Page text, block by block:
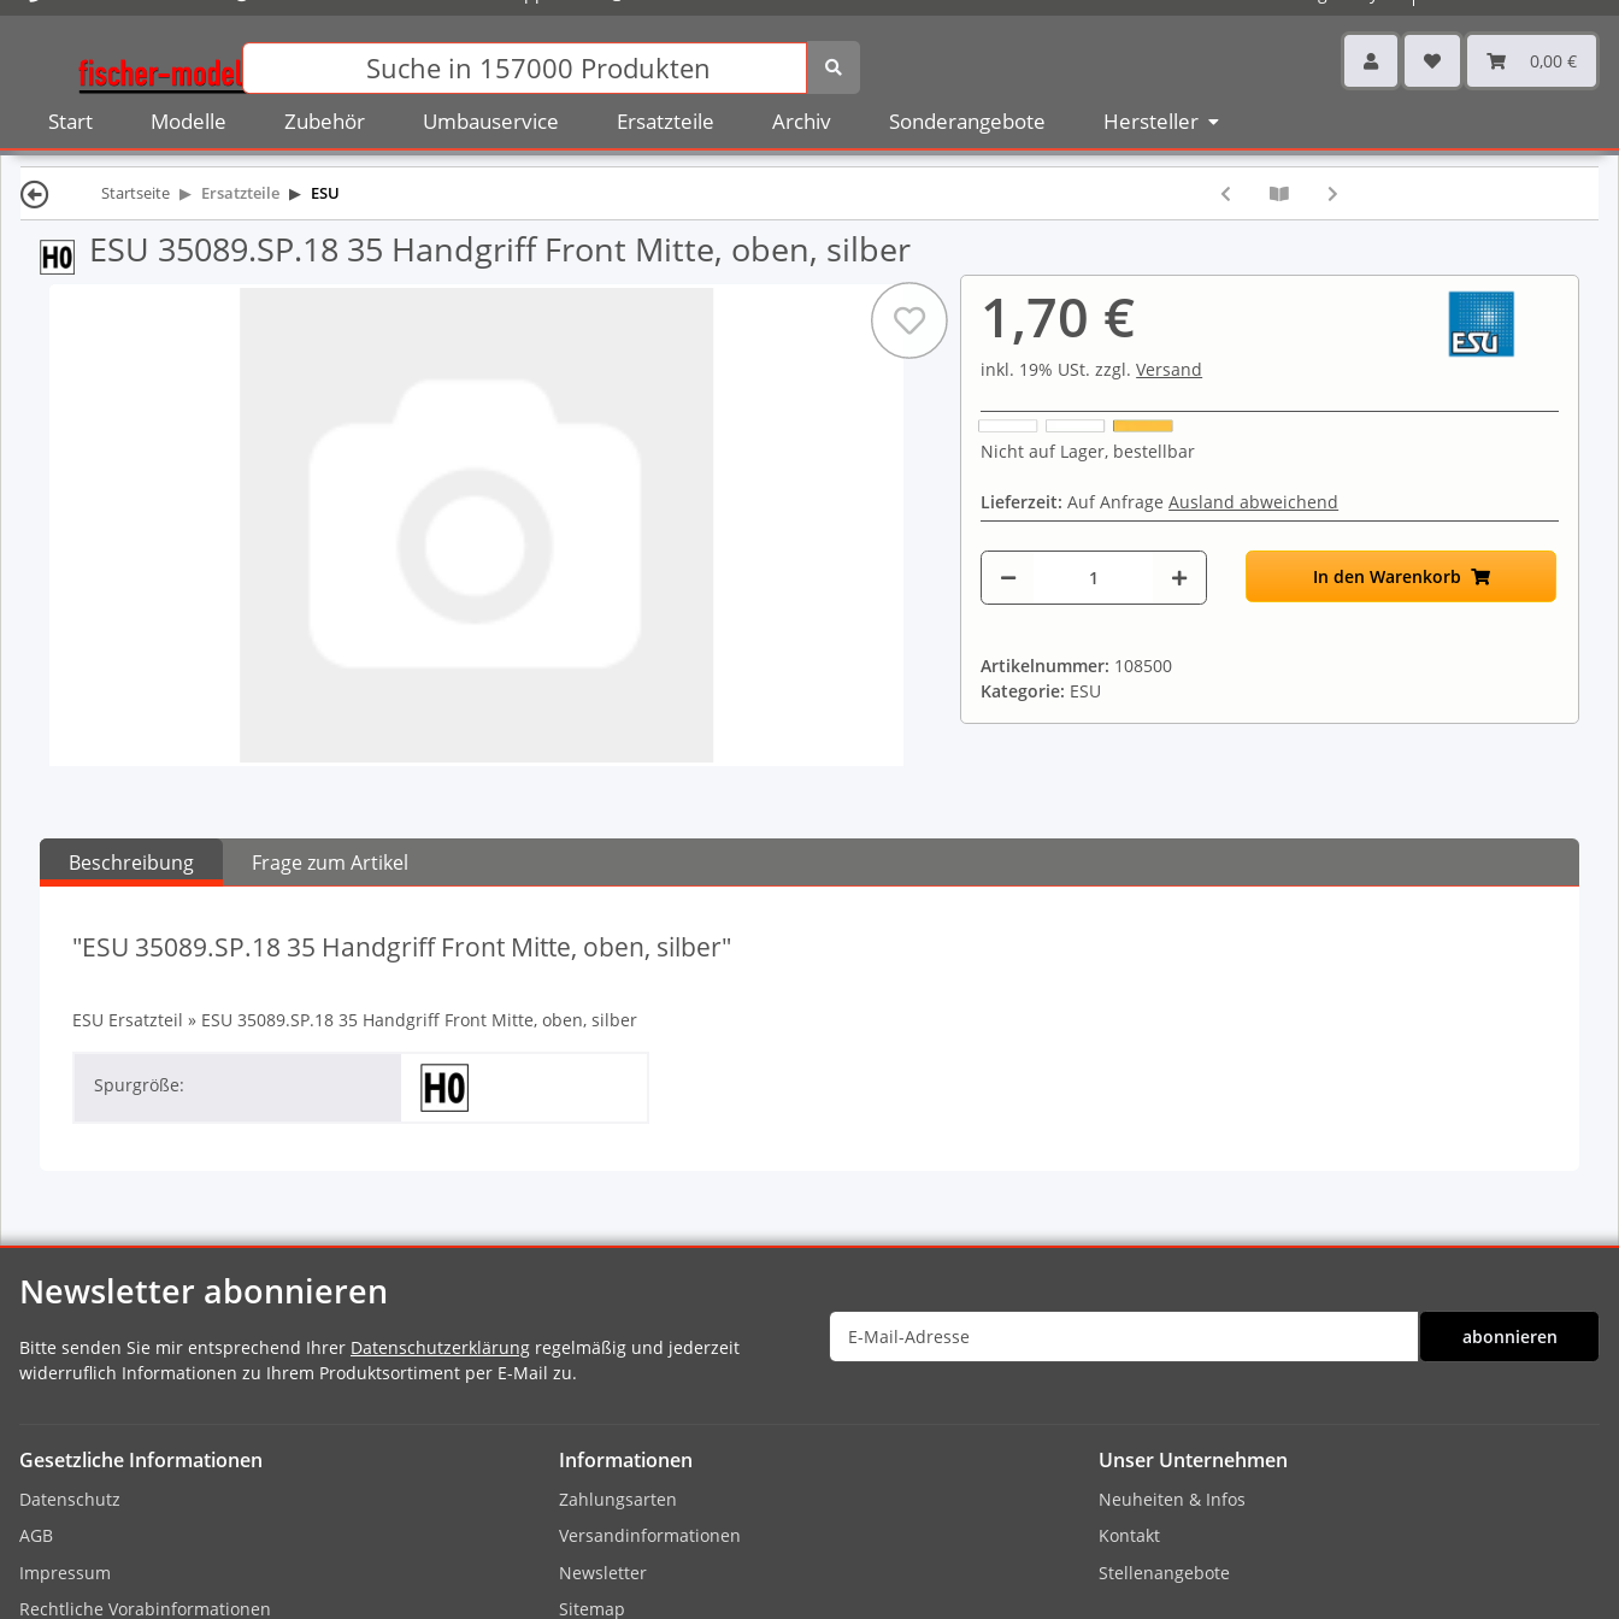
0,00 €
Start Modelle Zubehör Umbauservice Ersatzteile Archiv Sonderangebote Hersteller
Startseite Ersatzteile ESU
ESU 35089.SP.18 35 Handgriff Front Mitte, oben, silber
1,70 €
inkl. 19% USt. zzgl.Versand
Nicht auf Lager, bestellbar
Lieferzeit:Auf AnfrageAusland abweichend
In den Warenkorb
Artikelnummer: 108500
Kategorie: ESU
Beschreibung Frage zum Artikel
"ESU 35089.SP.18 35 Handgriff Front Mitte, oben, silber"
ESU Ersatzteil » ESU 35089.SP.18 35 Handgriff Front Mitte, oben, silber
Spurgröße:
Newsletter abonnieren
Bitte senden Sie mir entsprechend Ihrer Datenschutzerklärung regelmäßig und jederzeit
widerruflich Informationen zu Ihrem Produktsortiment per E-Mail zu.
abonnieren
Gesetzliche Informationen
Datenschutz
AGB
Impressum
Rechtliche Vorabinformationen
Informationen
Zahlungsarten
Versandinformationen
Newsletter
Sitemap
Unser Unternehmen
Neuheiten & Infos
Kontakt
Stellenangebote